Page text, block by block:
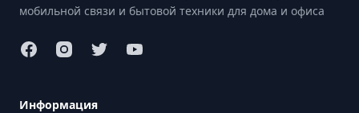
мобильной связи и бытовой техники для дома и офиса
Информация